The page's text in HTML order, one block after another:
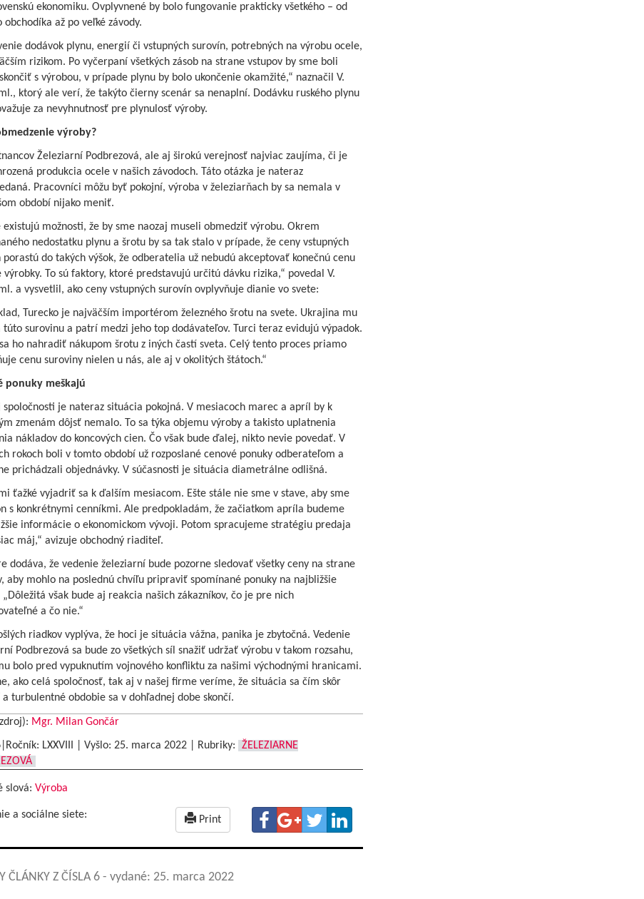
ekonomiku. Ovplyvnené by bolo fungovanie prakticky všetkého – od
obchodíka až po veľké závody.
dodávok plynu, energií či vstupných surovín, potrebných na výrobu ocele,
rizikom. Po vyčerpaní všetkých zásob na strane vstupov by sme boli
s výrobou, v prípade plynu by bolo ukončenie okamžité,“ naznačil V.
ktorý ale verí, že takýto čierny scenár sa nenaplní. Dodávku ruského plynu
za nevyhnutnosť pre plynulosť výroby.
výroby?
Železiarní Podbrezová, ale aj širokú verejnosť najviac zaujíma, či je
produkcia ocele v našich závodoch. Táto otázka je nateraz
Pracovníci môžu byť pokojní, výroba v železiarňach by sa nemala v
období nijako meniť.
existujú možnosti, že by sme naozaj museli obmedziť výrobu. Okrem
nedostatku plynu a šrotu by sa tak stalo v prípade, že ceny vstupných
porastú do takých výšok, že odberatelia už nebudú akceptovať konečnú cenu
výrobky. To sú faktory, ktoré predstavujú určitú dávku rizika,“ povedal V.
a vysvetlil, ako ceny vstupných surovín ovplyvňuje dianie vo svete:
Turecko je najväčším importérom železného šrotu na svete. Ukrajina mu
túto surovinu a patrí medzi jeho top dodávateľov. Turci teraz evidujú výpadok.
ho nahradiť nákupom šrotu z iných častí sveta. Celý tento proces priamo
cenu suroviny nielen u nás, ale aj v okolitých štátoch.“
ponuky meškajú
spoločnosti je nateraz situácia pokojná. V mesiacoch marec a apríl by k
zmenám dôjsť nemalo. To sa týka objemu výroby a takisto uplatnenia
nákladov do koncových cien. Čo však bude ďalej, nikto nevie povedať. V
rokoch boli v tomto období už rozposlané cenové ponuky odberateľom a
prichádzali objednávky. V súčasnosti je situácia diametrálne odlišná.
ťažké vyjadriť sa k ďalším mesiacom. Ešte stále nie sme v stave, aby sme
s konkrétnymi cenníkmi. Ale predpokladám, že začiatkom apríla budeme
informácie o ekonomickom vývoji. Potom spracujeme stratégiu predaja
máj,“ avizuje obchodný riaditeľ.
dodáva, že vedenie železiarní bude pozorne sledovať všetky ceny na strane
aby mohlo na poslednú chvíľu pripraviť spomínané ponuky na najbližšie
„Dôležitá však bude aj reakcia našich zákazníkov, čo je pre nich
a čo nie.“
riadkov vyplýva, že hoci je situácia vážna, panika je zbytočná. Vedenie
Podbrezová sa bude zo všetkých síl snažiť udržať výrobu v takom rozsahu,
bolo pred vypuknutím vojnového konfliktu za našimi východnými hranicami.
ako celá spoločnosť, tak aj v našej firme veríme, že situácia sa čím skôr
a turbulentné obdobie sa v dohľadnej dobe skončí.
Mgr. Milan Gončár
LXXVIII | Vyšlo: 25. marca 2022| Rubriky:
ŽELEZIARNE
slová: Výroba
a sociálne siete: Print
ČLÁNKY Z ČÍSLA 6 - vydané: 25. marca 2022